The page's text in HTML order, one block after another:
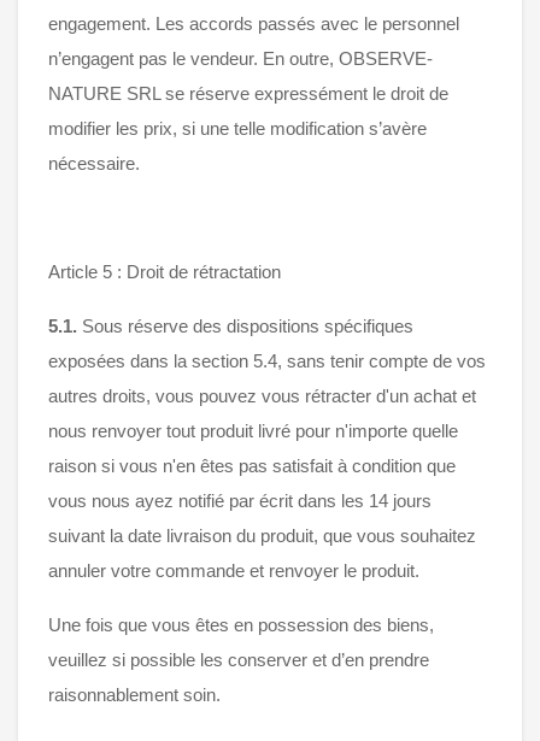
engagement. Les accords passés avec le personnel
n’engagent pas le vendeur. En outre, OBSERVE-
NATURE SRL se réserve expressément le droit de
modifier les prix, si une telle modification s’avère
nécessaire.
Article 5 : Droit de rétractation
5.1. Sous réserve des dispositions spécifiques
exposées dans la section 5.4, sans tenir compte de vos
autres droits, vous pouvez vous rétracter d'un achat et
nous renvoyer tout produit livré pour n'importe quelle
raison si vous n'en êtes pas satisfait à condition que
vous nous ayez notifié par écrit dans les 14 jours
suivant la date livraison du produit, que vous souhaitez
annuler votre commande et renvoyer le produit.
Une fois que vous êtes en possession des biens,
veuillez si possible les conserver et d’en prendre
raisonnablement soin.